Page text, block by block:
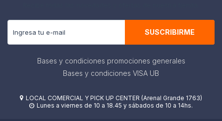
SUSCRIBIRME
Bases y condiciones promociones generales
Bases y condiciones VISA UB
 LOCAL COMERCIAL Y PICK UP CENTER (Arenal Grande 1763)
 Lunes a viernes de 10 a 18.45 y sábados de 10 a 14hs.